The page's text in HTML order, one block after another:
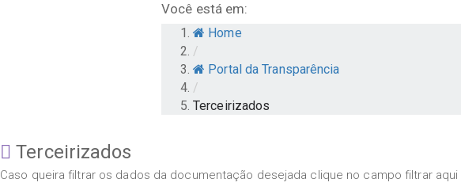
Você está em:
Home
/
Portal da Transparência
/
Terceirizados
Terceirizados
Caso queira filtrar os dados da documentação desejada clique no campo filtrar aqui